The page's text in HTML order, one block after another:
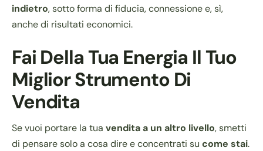
indietro, sotto forma di fiducia, connessione e, sì,
anche di risultati economici.
Fai Della Tua Energia Il Tuo
Miglior Strumento Di
Vendita
Se vuoi portare la tua vendita a un altro livello, smetti
di pensare solo a cosa dire e concentrati su come stai.